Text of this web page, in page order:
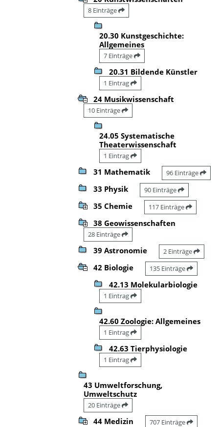
8 Einträge
20.30 Kunstgeschichte:
Allgemeines
7 Einträge
20.31 Bildende Künstler
1 Eintrag
24 Musikwissenschaft
10 Einträge
24.05 Systematische
Theaterwissenschaft
1 Eintrag
31 Mathematik 96 Einträge
33 Physik 90 Einträge
35 Chemie 117 Einträge
38 Geowissenschaften
28 Einträge
39 Astronomie 2 Einträge
42 Biologie 135 Einträge
42.13 Molekularbiologie
1 Eintrag
42.60 Zoologie: Allgemeines
1 Eintrag
42.63 Tierphysiologie
1 Eintrag
43 Umweltforschung,
Umweltschutz
20 Einträge
44 Medizin 707 Einträge